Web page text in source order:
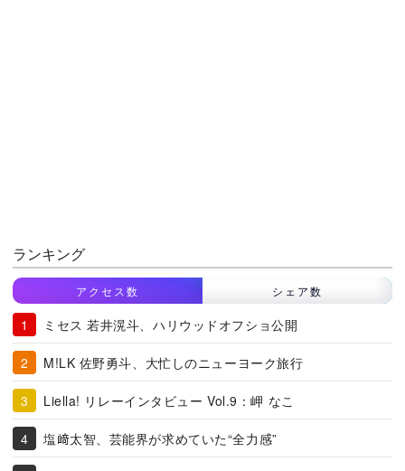
ランキング
アクセス数 シェア数
ミセス 若井滉斗、ハリウッドオフショ公開
M!LK 佐野勇斗、大忙しのニューヨーク旅行
Liella! リレーインタビュー Vol.9：岬 なこ
塩﨑太智、芸能界が求めていた“全力感”